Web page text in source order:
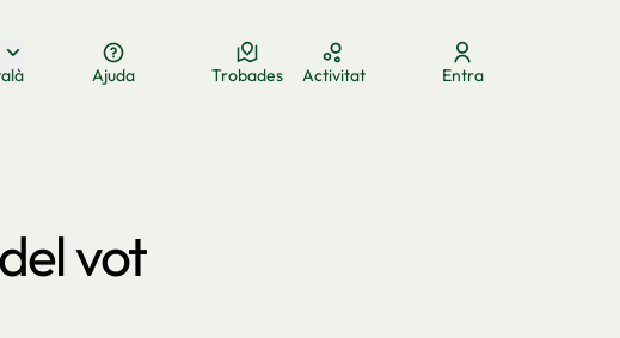
la llenguaElegir el idiomaAukeratu hizkuntza Choose language
Ajuda Trobades Activitat Entra
vot